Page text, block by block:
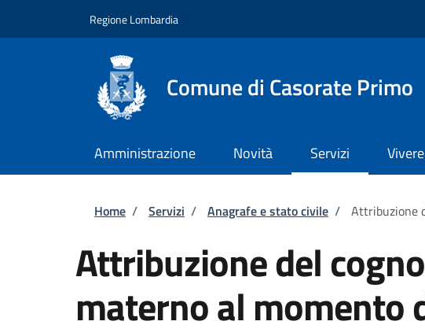
Regione Lombardia
Comune di Casorate Primo
Amministrazione Novità Servizi
Briciole di pane
Home / Servizi / Anagrafe e stato civile / Attribuzione
Attribuzione del
materno al momento